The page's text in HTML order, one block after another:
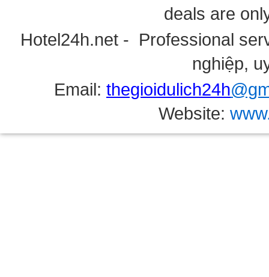
deals are
Hotel24h.net - Professional
nghiệp,
Email: thegioidulich24h
Website: